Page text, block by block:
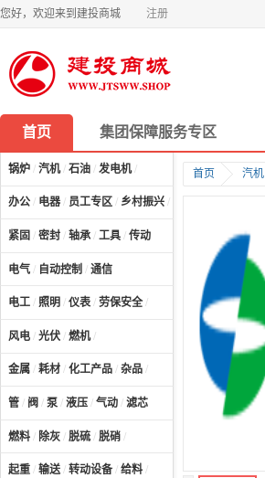
您好，欢迎来到建投商城 注册
首页 集团保障服务专区
锅炉 / 汽机/ 石油 / 发电机/
办公 / 电器 / 员工专区 / 乡村振兴 /
紧固 / 密封 / 轴承 / 工具 / 传动
电气 / 自动控制 / 通信
电工 / 照明 / 仪表 / 劳保安全 /
风电 / 光伏 / 燃机/
金属 / 耗材 / 化工产品 / 杂品 /
管 / 阀 / 泵 / 液压 / 气动 / 滤芯
燃料 / 除灰 / 脱硫 / 脱硝 /
起重 / 输送/ 转动设备 / 给料 /
首页 汽机